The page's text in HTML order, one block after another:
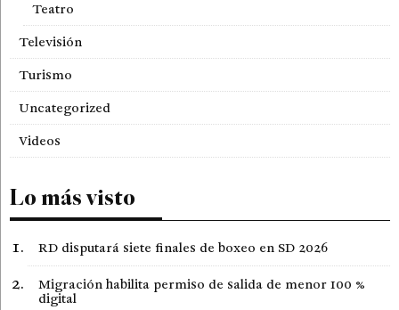
Teatro
Televisión
Turismo
Uncategorized
Videos
Lo más visto
RD disputará siete finales de boxeo en SD 2026
Migración habilita permiso de salida de menor 100 %
digital